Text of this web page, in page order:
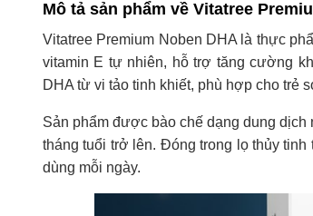
Mô tả sản phẩm về Vitatree
Vitatree Premium Noben DHA là thực
vitamin E tự nhiên, hỗ trợ tăng cường
DHA từ vi tảo tinh khiết, phù hợp cho trẻ
Sản phẩm được bào chế dạng dung
tháng tuổi trở lên. Đóng trong lọ thủy
dùng mỗi ngày.